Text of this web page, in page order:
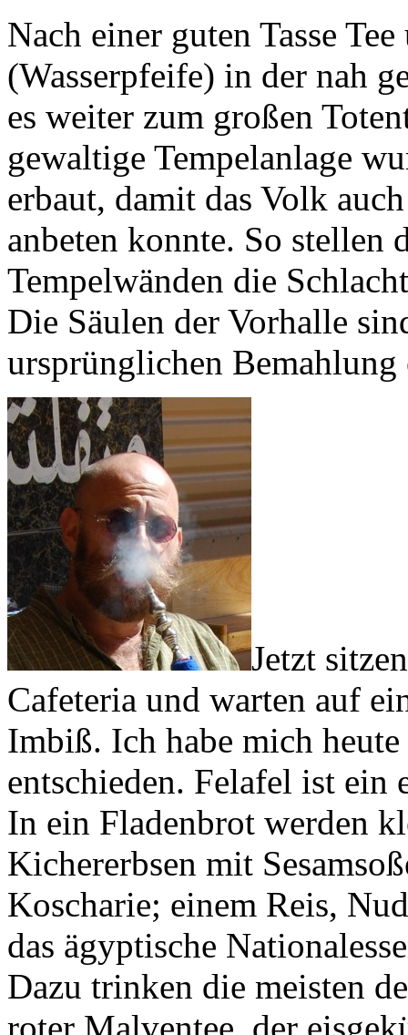
Nach einer guten Tasse
(Wasserpfeife) in der nah
es weiter zum großen
gewaltige Tempelanlage
erbaut, damit das Volk
anbeten konnte. So stellen
Tempelwänden die
Die Säulen der Vorhalle
ursprünglichen Bemahlung
Jetzt
Cafeteria und warten auf
Imbiß. Ich habe mich
entschieden. Felafel ist ein
In ein Fladenbrot werden
Kichererbsen mit
Koscharie; einem Reis,
das ägyptische
Dazu trinken die meisten